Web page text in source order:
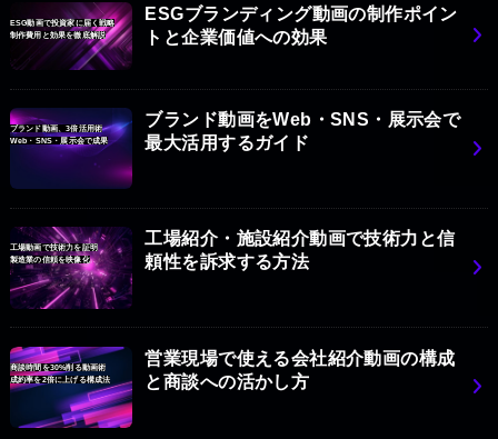
ESG動画で投資家に届く戦略
制作費用と効果を徹底解説
ESGブランディング動画の制作ポイン
トと企業価値への効果
ブランド動画、3倍活用術
Web・SNS・展示会で成果
ブランド動画をWeb・SNS・展示会で
最大活用するガイド
工場動画で技術力を証明
製造業の信頼を映像化
工場紹介・施設紹介動画で技術力と信
頼性を訴求する方法
商談時間を30%削る動画術
成約率を2倍に上げる構成法
営業現場で使える会社紹介動画の構成
と商談への活かし方